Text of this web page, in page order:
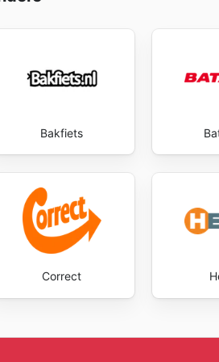
misloopt, wat resulteert in
ad deze week in de
de hoogte bent van de meest
sales this week, zullen
De flexibiliteit en het gemak
om de beste deals te
Bakfiets
Correct